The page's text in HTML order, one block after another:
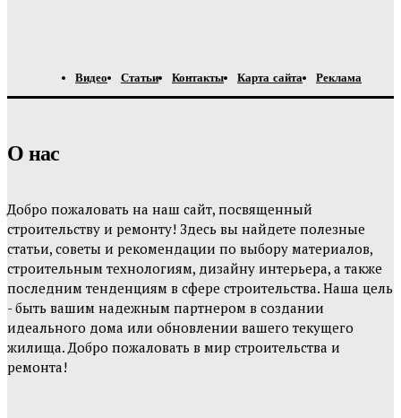
Видео Статьи Контакты Карта сайта Реклама
О нас
Добро пожаловать на наш сайт, посвященный
строительству и ремонту! Здесь вы найдете полезные
статьи, советы и рекомендации по выбору материалов,
строительным технологиям, дизайну интерьера, а также
последним тенденциям в сфере строительства. Наша цель
- быть вашим надежным партнером в создании
идеального дома или обновлении вашего текущего
жилища. Добро пожаловать в мир строительства и
ремонта!